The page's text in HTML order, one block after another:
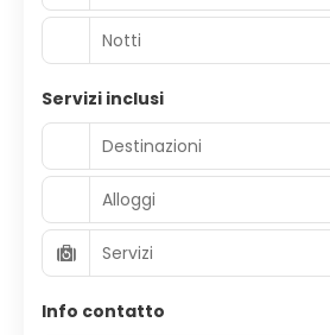
Notti
Servizi inclusi
Destinazioni
Alloggi
Servizi
Info contatto